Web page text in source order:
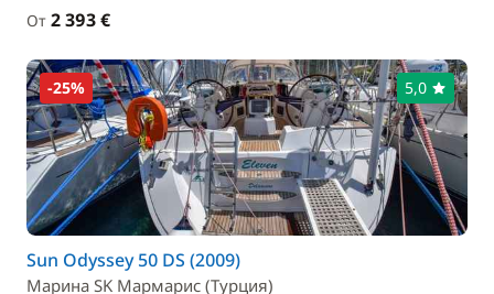
От 2 393 €
-25% 5,0
Sun Odyssey 50 DS (2009)
Маринa SK Мармарис (Турция)